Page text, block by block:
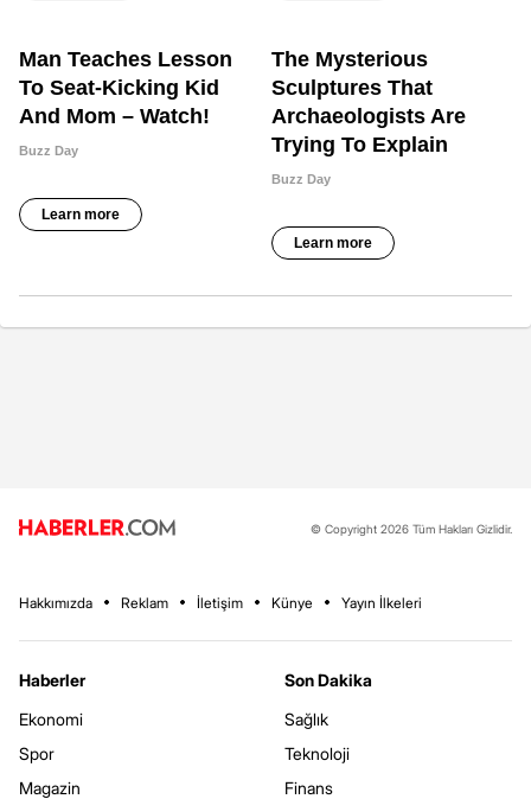
© Copyright 2026 Tüm Hakları Gizlidir.
Hakkımızda Reklam İletişim Künye Yayın İlkeleri
Haberler
Ekonomi
Spor
Magazin
Son Dakika
Sağlık
Teknoloji
Finans